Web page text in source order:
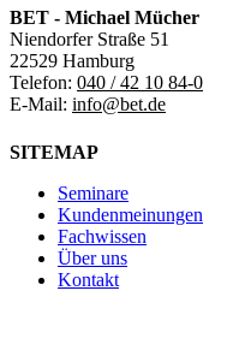
BET - Michael Mücher
Niendorfer Straße 51
22529 Hamburg
Telefon: 040 / 42 10 84-0
E-Mail: info@bet.de
SITEMAP
Seminare
Kundenmeinungen
Fachwissen
Über uns
Kontakt